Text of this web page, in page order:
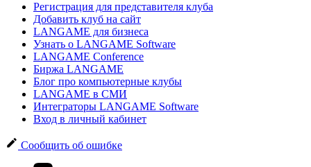
Регистрация для представителя клуба
Добавить клуб на сайт
LANGAME для бизнеса
Узнать о LANGAME Software
LANGAME Conference
Биржа LANGAME
Блог про компьютерные клубы
LANGAME в СМИ
Интеграторы LANGAME Software
Вход в личный кабинет
Сообщить об ошибке